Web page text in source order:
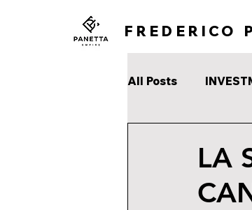
FREDERICO
All Posts
LA